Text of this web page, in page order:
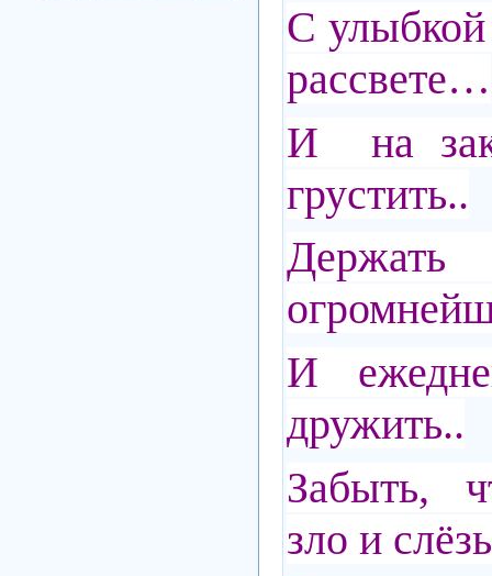
С улыбкой
рассвете…
И на
грустить..
И
дружить..
Забыть,
зло и